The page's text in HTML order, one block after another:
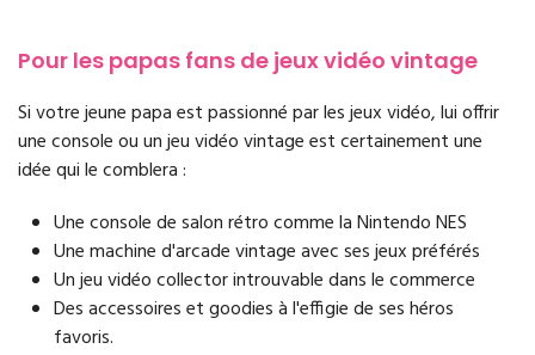
Pour les papas fans de jeux vidéo vintage
Si votre jeune papa est passionné par les jeux vidéo, lui offrir
une console ou un jeu vidéo vintage est certainement une
idée qui le comblera :
Une console de salon rétro comme la Nintendo NES
Une machine d'arcade vintage avec ses jeux préférés
Un jeu vidéo collector introuvable dans le commerce
Des accessoires et goodies à l'effigie de ses héros
favoris.